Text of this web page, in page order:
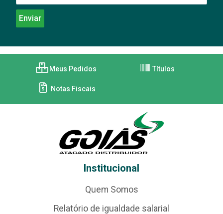
Meus Pedidos Títulos
Notas Fiscais
Institucional
Quem Somos
Relatório de igualdade salarial